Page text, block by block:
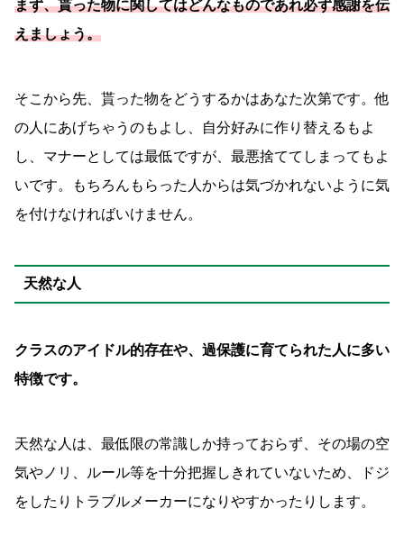
まず、貰った物に関してはどんなものであれ必ず感謝を伝
えましょう。
そこから先、貰った物をどうするかはあなた次第です。他
の人にあげちゃうのもよし、自分好みに作り替えるもよ
し、マナーとしては最低ですが、最悪捨ててしまってもよ
いです。もちろんもらった人からは気づかれないように気
を付けなければいけません。
天然な人
クラスのアイドル的存在や、過保護に育てられた人に多い
特徴です。
天然な人は、最低限の常識しか持っておらず、その場の空
気やノリ、ルール等を十分把握しきれていないため、ドジ
をしたりトラブルメーカーになりやすかったりします。